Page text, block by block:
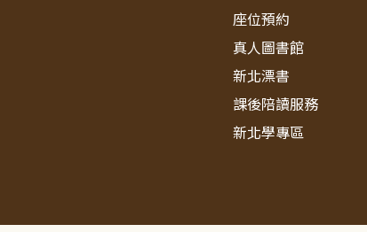
座位預約
真人圖書館
新北漂書
課後陪讀服務
新北學專區